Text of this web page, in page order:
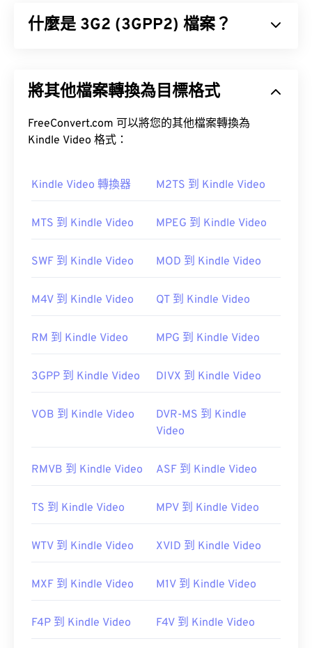
什麼是 3G2 (3GPP2) 檔案？
CDMA 是一種行動通訊技術，3G2 格式允許 CDMA
傳輸和播放媒體。
如何開啟 3G2 檔案？
QuickTime。
3G2 是一種靈活的文件格式，支援透過定時文字
第三代合作夥伴計畫2 (3GPP2)
初始發布：
https://en.wikipedia.org/wiki/
將其他檔案轉換為目標格式
FreeConvert.com 可以將您的其他檔案轉換為
Kindle Video 格式：
Kindle Video 轉換器 M2TS 到 Kindle Video
MTS 到 Kindle Video MPEG 到 Kindle Video
SWF 到 Kindle Video MOD 到 Kindle Video
M4V 到 Kindle Video QT 到 Kindle Video
RM 到 Kindle Video MPG 到 Kindle Video
3GPP 到 Kindle Video DIVX 到 Kindle Video
VOB 到 Kindle Video
DVR-MS 到 Kindle
Video
RMVB 到 Kindle Video ASF 到 Kindle Video
TS 到 Kindle Video MPV 到 Kindle Video
WTV 到 Kindle Video XVID 到 Kindle Video
MXF 到 Kindle Video M1V 到 Kindle Video
F4P 到 Kindle Video F4V 到 Kindle Video